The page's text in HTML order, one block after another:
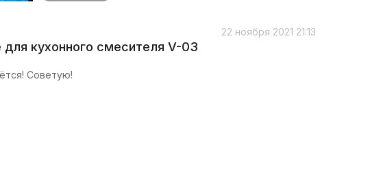
22 ноября 2021 21:13
для кухонного смесителя V-03
Советую!